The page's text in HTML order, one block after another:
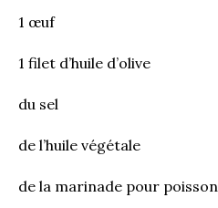
1 œuf
1 filet d’huile d’olive
du sel
de l’huile végétale
de la marinade pour poisson